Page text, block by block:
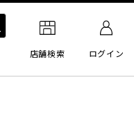
店舗検索 ログイン